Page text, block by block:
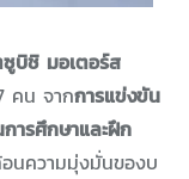
บิชิ มอเตอร์ส
คน จากการแข่งขัน
รศึกษาและฝึก
นความมุ่งมั่นของบ